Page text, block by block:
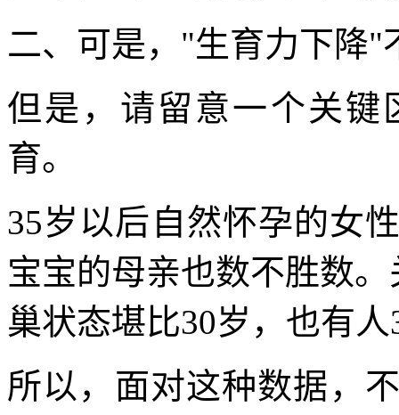
二、可是，"生育力下降"
但是，请留意一个关
育。
35岁以后自然怀孕的女
宝宝的母亲也数不胜数
巢状态堪比30岁，也有
所以，面对这种数据，